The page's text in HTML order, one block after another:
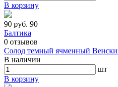
В корзину
90 руб. 90
Балтика
0 отзывов
Солод темный ячменный
В наличии
шт
В корзину